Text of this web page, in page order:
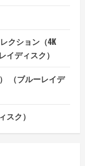
クション（4K
イディスク）
（ブルーレイデ
スク）